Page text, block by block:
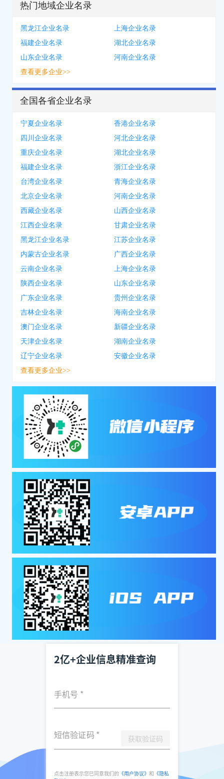
热门地域企业名录
黑龙江企业名录
上海企业名录
福建企业名录
湖北企业名录
山东企业名录
河南企业名录
查看更多企业>>
全国各省企业名录
宁夏企业名录
香港企业名录
四川企业名录
河北企业名录
重庆企业名录
湖北企业名录
福建企业名录
浙江企业名录
台湾企业名录
青海企业名录
北京企业名录
河南企业名录
西藏企业名录
山西企业名录
江西企业名录
甘肃企业名录
黑龙江企业名录
江苏企业名录
内蒙古企业名录
广西企业名录
云南企业名录
上海企业名录
陕西企业名录
山东企业名录
广东企业名录
贵州企业名录
吉林企业名录
海南企业名录
澳门企业名录
新疆企业名录
天津企业名录
湖南企业名录
辽宁企业名录
安徽企业名录
查看更多企业>>
2亿+企业信息精准查询
手机号 *
短信验证码 * 获取验证码
点击注册表示您已同意我们的 《用户协议》 和 《隐私